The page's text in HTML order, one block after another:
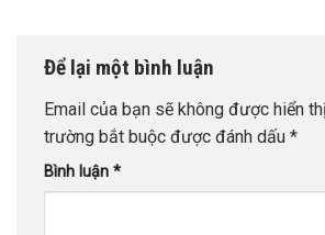
Để lại một bình luận
Email của bạn sẽ không được hiển
trường bắt buộc được đánh dấu *
Bình luận *